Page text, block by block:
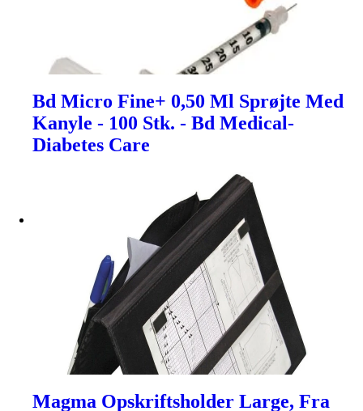
Bd Micro Fine+ 0,50 Ml Sprøjte Med
Kanyle - 100 Stk. - Bd Medical-
Diabetes Care
Magma Opskriftsholder Large, Fra